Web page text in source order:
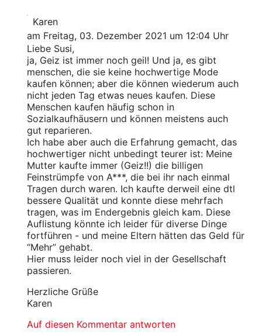
Karen
am Freitag, 03. Dezember 2021 um 12:04 Uhr
Liebe Susi,
ja, Geiz ist immer noch geil! Und ja, es gibt
menschen, die sie keine hochwertige Mode
kaufen können; aber die können wiederum auch
nicht jeden Tag etwas neues kaufen. Diese
Menschen kaufen häufig schon in
Sozialkaufhäusern und können meistens auch
gut reparieren.
Ich habe aber auch die Erfahrung gemacht, das
hochwertiger nicht unbedingt teurer ist: Meine
Mutter kaufte immer (Geiz!!) die billigen
Feinstrümpfe von A***, die bei ihr nach einmal
Tragen durch waren. Ich kaufte derweil eine dtl
bessere Qualität und konnte diese mehrfach
tragen, was im Endergebnis gleich kam. Diese
Auflistung könnte ich leider für diverse Dinge
fortführen - und meine Eltern hätten das Geld für
“Mehr” gehabt.
Hier muss leider noch viel in der Gesellschaft
passieren.
Herzliche Grüße
Karen
Auf diesen Kommentar antworten